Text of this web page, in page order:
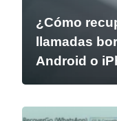
¿Cómo
llamadas
Android o